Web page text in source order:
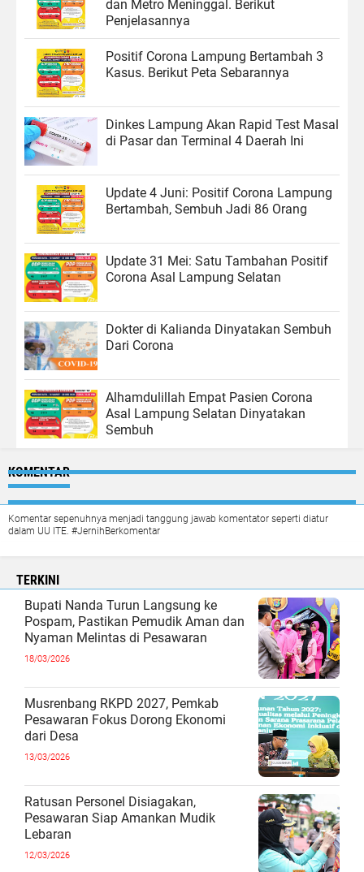
dan Metro Meninggal. Berikut
Penjelasannya
Positif Corona Lampung Bertambah 3
Kasus. Berikut Peta Sebarannya
Dinkes Lampung Akan Rapid Test Masal
di Pasar dan Terminal 4 Daerah Ini
Update 4 Juni: Positif Corona Lampung
Bertambah, Sembuh Jadi 86 Orang
Update 31 Mei: Satu Tambahan Positif
Corona Asal Lampung Selatan
Dokter di Kalianda Dinyatakan Sembuh
Dari Corona
Alhamdulillah Empat Pasien Corona
Asal Lampung Selatan Dinyatakan
Sembuh
KOMENTAR
Komentar sepenuhnya menjadi tanggung jawab komentator seperti diatur
dalam UU ITE. #JernihBerkomentar
TERKINI
Bupati Nanda Turun Langsung ke
Pospam, Pastikan Pemudik Aman dan
Nyaman Melintas di Pesawaran
18/03/2026
Musrenbang RKPD 2027, Pemkab
Pesawaran Fokus Dorong Ekonomi
dari Desa
13/03/2026
Ratusan Personel Disiagakan,
Pesawaran Siap Amankan Mudik
Lebaran
12/03/2026